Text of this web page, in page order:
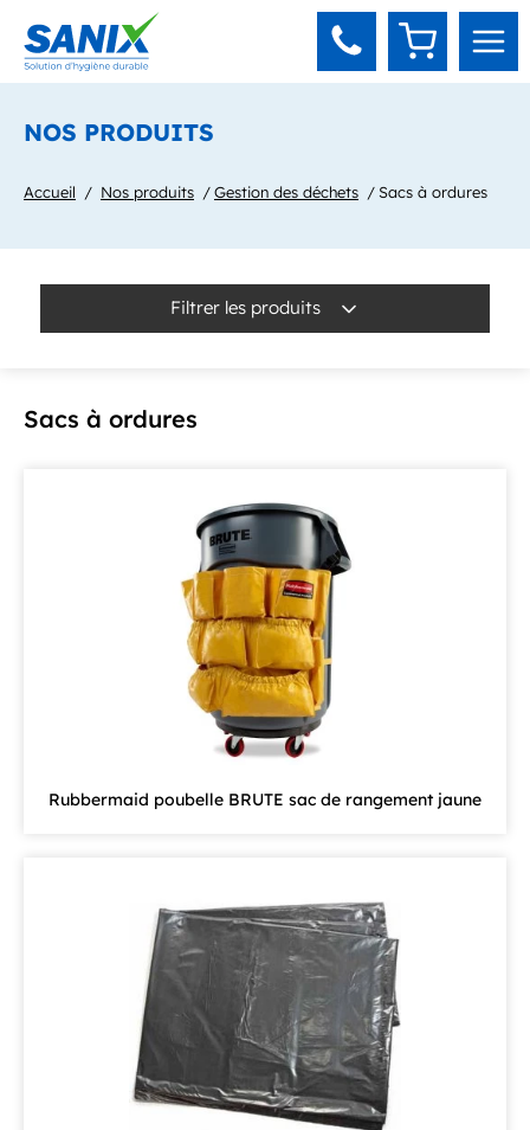
Panneau de gestion des cookies
NOS PRODUITS
Accueil Nos produits Gestion des déchets Sacs à ordures
Filtrer les produits
Sacs à ordures
Rubbermaid poubelle BRUTE sac de rangement jaune